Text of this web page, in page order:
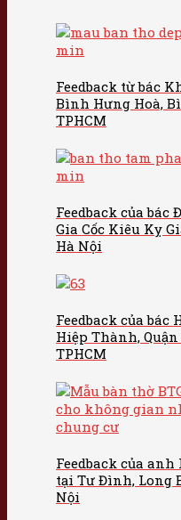
Feedback từ bác
Bình Hưng Hoà,
TPHCM
Feedback của bác
Gia Cốc Kiêu Kỵ
Hà Nội
Feedback của bác
Hiệp Thành, Quận
TPHCM
Feedback của anh
tại Tư Đình, Long
Nội